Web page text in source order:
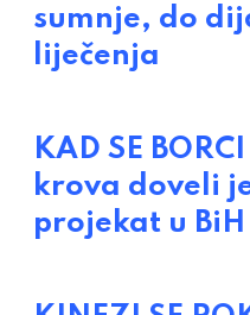
sumnje, do
liječenja
KAD SE
krova doveli
projekat u BiH